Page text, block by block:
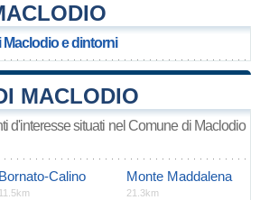
e dintorni
MACLODIO
d'interesse situati nel Comune di Maclodio
Bornato-Calino
11.5km
Monte Maddalena
21.3km